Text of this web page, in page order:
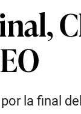
la final